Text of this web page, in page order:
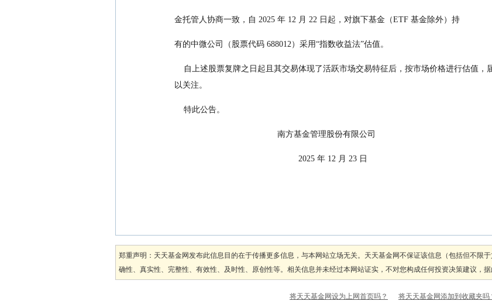
金托管人协商一致，自 2025 年 12 月 22 日起，对旗下基金（ETF 基金除外）持
有的中微公司（股票代码 688012）采用“指数收益法”估值。
以关注。
    特此公告。
                                            南方基金管理股份有限公司
    　　                                          2025 年 12 月 23 日
郑重声明：天天基金网发布此信息目的在于传播更多信息，与本网站立场无关。天天基金网不保证该信息（包括但不限
确性、真实性、完整性、有效性、及时性、原创性等。相关信息并未经过本网站证实，不对您构成任何投资决策建议，据
将天天基金网设为上网首页吗？
将天天基金网添加到收藏夹吗